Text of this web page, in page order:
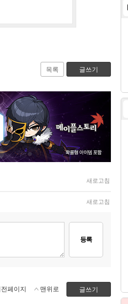
목록 글쓰기
새로고침
새로고침
등록
글쓰기
전페이지 맨위로